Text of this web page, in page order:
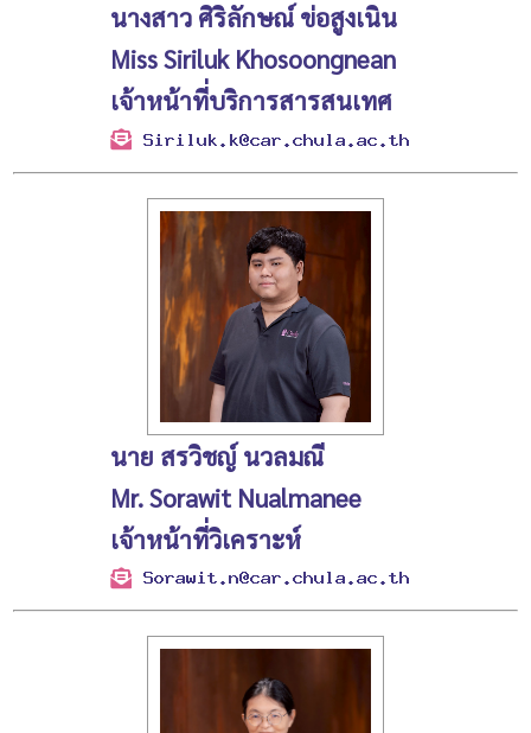
นางสาว ศิริลักษณ์ ข่อสูงเนิน
Miss Siriluk Khosoongnean
เจ้าหน้าที่บริการสารสนเทศ
นาย สรวิชญ์ นวลมณี
Mr. Sorawit Nualmanee
เจ้าหน้าที่วิเคราะห์